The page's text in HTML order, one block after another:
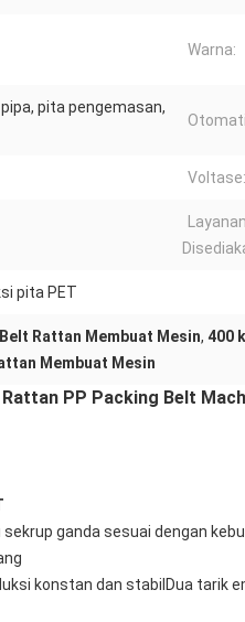
Warna:
pita pengemasan,
Voltase:
pita PET
Rattan Membuat Mesin, 400
Membuat Mesin
PP Packing Belt
ganda sesuai dengan
konstan dan stabilDua tarik